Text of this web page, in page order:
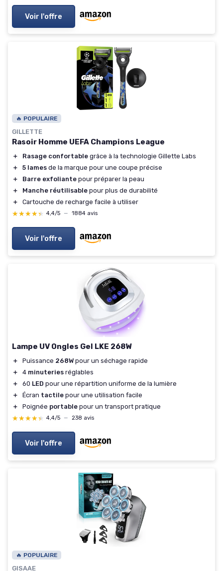
Voir l'offre
🔥 POPULAIRE
GILLETTE
Rasoir Homme UEFA Champions League
＋ Rasage confortable grâce à la technologie Gillette Labs
＋
5 lames de la marque pour une coupe précise
＋
Barre exfoliante pour préparer la peau
＋
Manche réutilisable pour plus de durabilité
＋
Cartouche de recharge facile à utiliser
★★★★★
★★★★★ 4,4/5 — 1884 avis
Voir l'offre
Lampe UV Ongles Gel LKE 268W
＋ Puissance 268W pour un séchage rapide
＋
4 minuteries réglables
＋
60 LED pour une répartition uniforme de la lumière
＋
Écran tactile pour une utilisation facile
＋
Poignée portable pour un transport pratique
★★★★★
★★★★★ 4,4/5 — 238 avis
Voir l'offre
🔥 POPULAIRE
GISAAE